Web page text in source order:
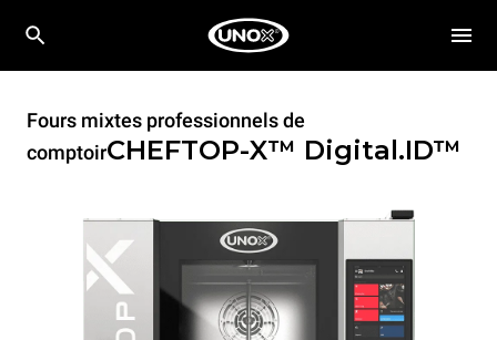
Fours mixtes professionnels de
comptoirCHEFTOP-X™ Digital.ID™